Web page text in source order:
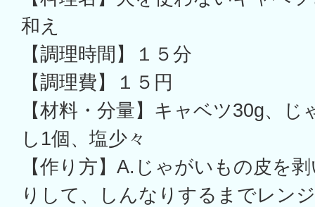
和え
【調理時間】１５分
【調理費】１５円
【材料・分量】キャベツ30g、
し1個、塩少々
【作り方】A.じゃがいもの皮を
りして、しんなりするまでレン